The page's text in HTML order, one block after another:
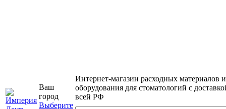
Ваш
город
Выберите
Интернет-магазин расходных материалов и
оборудования для стоматологий с
всей РФ